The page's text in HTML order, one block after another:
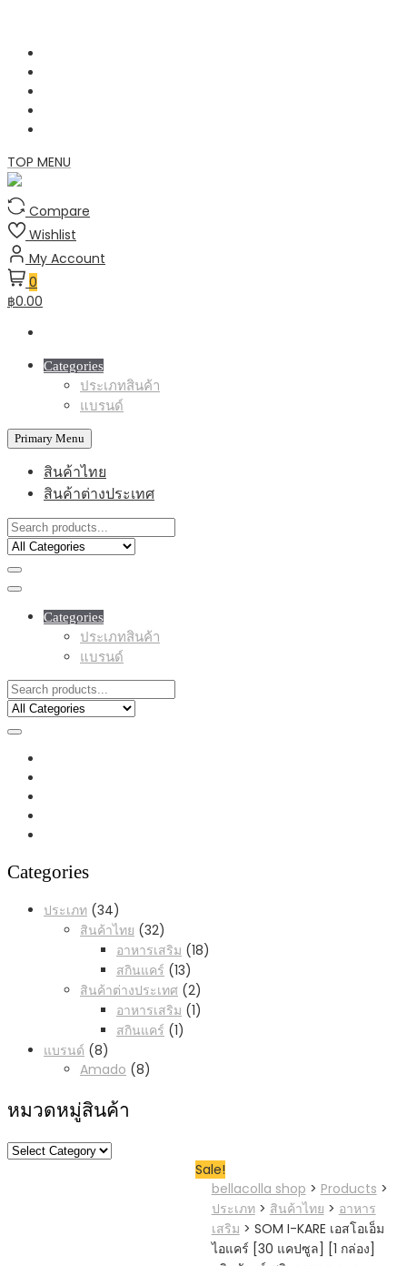
Skip
content
TOP MENU
Compare
Wishlist
My Account
0
฿0.00
Categories
ประเภทสินค้า
แบรนด์
Primary Menu
สินค้าไทย
สินค้าต่างประเทศ
Categories
ประเภทสินค้า
แบรนด์
Categories
ประเภท 3434
products
สินค้าไทย 3232
products
อาหารเสริม 1818
สกินแคร์ 1313
products
สินค้าต่างประเทศ 22
products
อาหารเสริม 11
สกินแคร์ 11
แบรนด์ 88
products
Amado 88
หมวดหมู่สินค้า
หมวด
Sale!
bellacolla shop > Products >
ประเภท> สินค้าไทย > อาหาร
เสริม > SOM I-KARE เอสโอเอ็ม
ไอแคร์ [30 แคปซูล] [1 กล่อง]